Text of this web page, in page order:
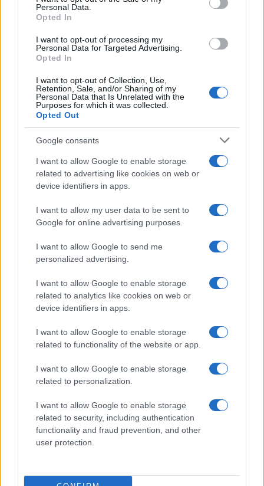
Personal Data.
Opted In
I want to opt-out of processing my
Personal Data for Targeted Advertising.
Opted In
I want to opt-out of Collection, Use,
Retention, Sale, and/or Sharing of my
Personal Data that Is Unrelated with the
Purposes for which it was collected.
Opted Out
Google consents
I want to allow Google to enable storage
related to advertising like cookies on web or
device identifiers in apps.
I want to allow my user data to be sent to
Google for online advertising purposes.
I want to allow Google to send me
personalized advertising.
I want to allow Google to enable storage
related to analytics like cookies on web or
device identifiers in apps.
I want to allow Google to enable storage
related to functionality of the website or app.
I want to allow Google to enable storage
related to personalization.
I want to allow Google to enable storage
related to security, including authentication
functionality and fraud prevention, and other
user protection.
NECROLOGIE
Mario Malu
Paolo Pinna
Martina Agostina Diturco
I nostri cari
Giovannimaria Cabras